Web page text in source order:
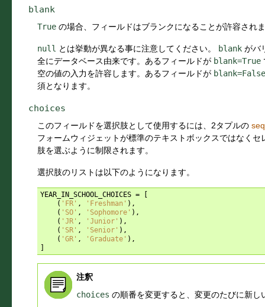
blank
True の場合、フィールドはブランクになることが許容され
null とは挙動が異なる事に注意してください。 blank がバ
全にデータベース由来です。あるフィールドが blank=True
空の値の入力を許容します。あるフィールドが blank=False
須となります。
choices
このフィールドを選択肢として使用するには、2タプルの
フォームウィジェットが標準のテキストボックスではなく
肢を選ぶように制限されます。
選択肢のリストは以下のようになります。
YEAR_IN_SCHOOL_CHOICES =
[
( 'FR' , 'Freshman' ),
( 'SO' , 'Sophomore' ),
( 'JR' , 'Junior' ),
( 'SR' , 'Senior' ),
( 'GR' , 'Graduate' ),
]
注釈
choices の順番を変更すると、変更のたびに新